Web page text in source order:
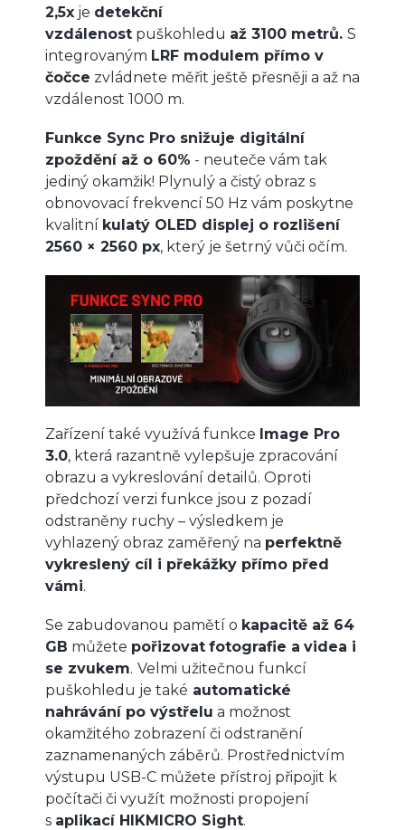
2,5x je detekční
vzdálenost puškohledu až 3100 metrů. S
integrovaným LRF modulem přímo v
čočce zvládnete měřit ještě přesněji a až na
vzdálenost 1000 m.
Funkce Sync Pro snižuje digitální
zpoždění až o 60% - neuteče vám tak
jediný okamžik! Plynulý a čistý obraz s
obnovovací frekvencí 50 Hz vám poskytne
kvalitní kulatý OLED displej o rozlišení
2560 × 2560 px, který je šetrný vůči očím.
Zařízení také využívá funkce Image Pro
3.0, která razantně vylepšuje zpracování
obrazu a vykreslování detailů. Oproti
předchozí verzi funkce jsou z pozadí
odstraněny ruchy – výsledkem je
vyhlazený obraz zaměřený na perfektně
vykreslený cíl i překážky přímo před
vámi.
Se zabudovanou pamětí o kapacitě až 64
GB můžete pořizovat fotografie a videa i
se zvukem. Velmi užitečnou funkcí
puškohledu je také automatické
nahrávání po výstřelu a možnost
okamžitého zobrazení či odstranění
zaznamenaných záběrů. Prostřednictvím
výstupu USB-C můžete přístroj připojit k
počítači či využít možnosti propojení
s aplikací HIKMICRO Sight.